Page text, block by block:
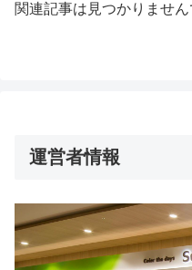
関連記事は見つかりません
運営者情報